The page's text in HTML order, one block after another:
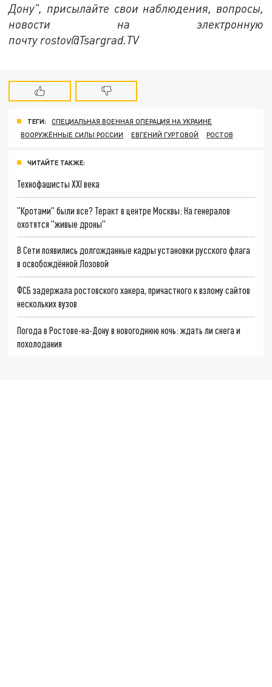
Дону", присылайте свои наблюдения, вопросы,
новости на электронную
почту rostov@Tsargrad.ТV
ТЕГИ:
СПЕЦИАЛЬНАЯ ВОЕННАЯ ОПЕРАЦИЯ НА УКРАИНЕ
ВООРУЖЁННЫЕ СИЛЫ РОССИИ
ЕВГЕНИЙ ГУРТОВОЙ РОСТОВ
ЧИТАЙТЕ ТАКЖЕ:
Технофашисты XXI века
"Кротами" были все? Теракт в центре Москвы: На генералов
охотятся "живые дроны"
В Сети появились долгожданные кадры установки русского флага
в освобождённой Лозовой
ФСБ задержала ростовского хакера, причастного к взлому сайтов
нескольких вузов
Погода в Ростове-на-Дону в новогоднюю ночь: ждать ли снега и
похолодания